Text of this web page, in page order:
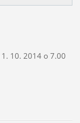
10. 2014 o 7.00